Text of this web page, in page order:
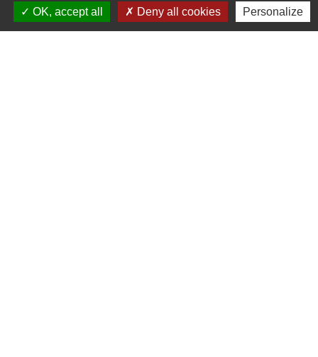
Pour en savoir plus
OK, accept all
Deny all cookies Personalize